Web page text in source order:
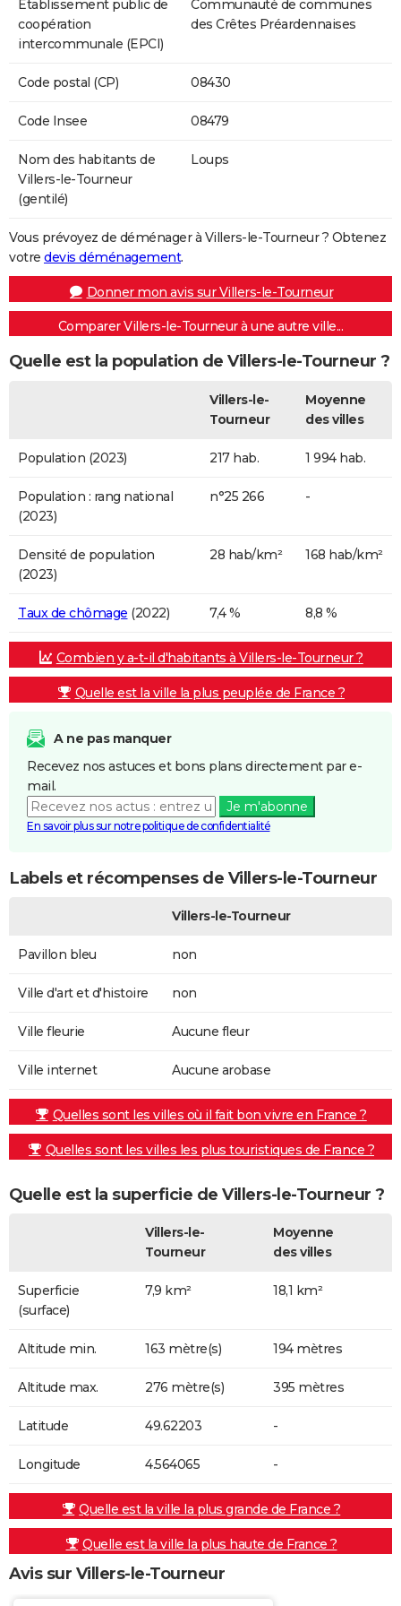
Etablissement public de
coopération
intercommunale (EPCI)
Communauté de communes
des Crêtes Préardennaises
Code postal (CP) 08430
Code Insee 08479
Nom des habitants de
Villers-le-Tourneur
(gentilé)
Loups
Vous prévoyez de déménager à Villers-le-Tourneur ? Obtenez
votre devis déménagement.
Donner mon avis sur Villers-le-Tourneur
Comparer Villers-le-Tourneur à une autre ville...
Quelle est la population de Villers-le-Tourneur ?
Villers-le-
Tourneur
Moyenne
des villes
Population (2023) 217 hab. 1 994 hab.
Population : rang national
(2023)
n°25 266 -
Densité de population
(2023)
28 hab/km² 168 hab/km²
Taux de chômage (2022) 7,4 % 8,8 %
Combien y a-t-il d'habitants à Villers-le-Tourneur ?
Quelle est la ville la plus peuplée de France ?
A ne pas manquer
Recevez nos astuces et bons plans directement par e-
mail.
Je m'abonne
En savoir plus sur notre politique de confidentialité
Labels et récompenses de Villers-le-Tourneur
Villers-le-Tourneur
Pavillon bleu non
Ville d'art et d'histoire non
Ville fleurie Aucune fleur
Ville internet Aucune arobase
Quelles sont les villes où il fait bon vivre en France ?
Quelles sont les villes les plus touristiques de France ?
Quelle est la superficie de Villers-le-Tourneur ?
Villers-le-
Tourneur
Moyenne
des villes
Superficie
(surface)
7,9 km² 18,1 km²
Altitude min. 163 mètre(s) 194 mètres
Altitude max. 276 mètre(s) 395 mètres
Latitude 49.62203 -
Longitude 4.564065 -
Quelle est la ville la plus grande de France ?
Quelle est la ville la plus haute de France ?
Avis sur Villers-le-Tourneur